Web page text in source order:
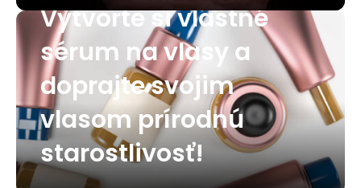
Vytvorte si vlastné
sérum na vlasy a
doprajte svojim
vlasom prírodnú
starostlivosť!